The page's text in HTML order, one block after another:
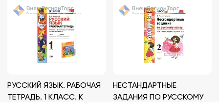
РУССКИЙ ЯЗЫК. РАБОЧАЯ
ТЕТРАДЬ. 1 КЛАСС. К
НЕСТАНДАРТНЫЕ
ЗАДАНИЯ ПО РУССКОМУ